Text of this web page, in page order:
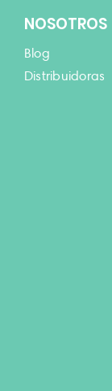
NOSOTROS
Blog
Distribuidoras